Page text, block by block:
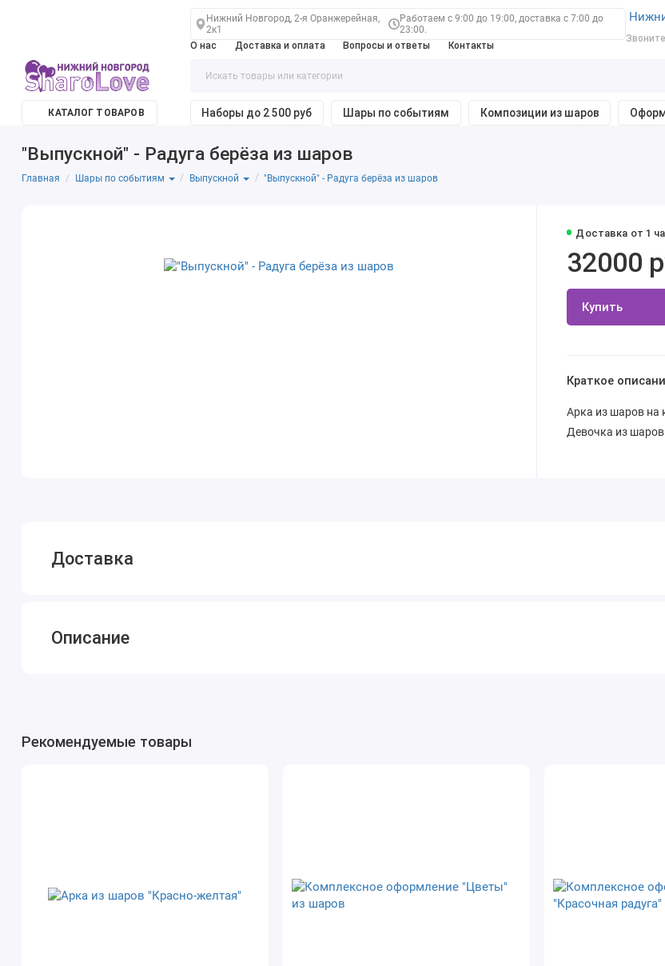
Нижний Новгород, 2-я Оранжерейная,
2к1
Работаем с 9:00 до 19:00, доставка с 7:00 до
23:00.
О нас
Доставка и оплата Вопросы и ответы Контакты
КАТАЛОГ ТОВАРОВ Наборы до 2 500 руб Шары по событиям Композиции из шаров
"Выпускной" - Радуга берёза из шаров
Главная Шары по событиям Выпускной "Выпускной" - Радуга берёза из шаров
Доставка от 1
32000
Купить
Краткое
Арка из шаров на
Девочка из
Доставка
Описание
Рекомендуемые товары